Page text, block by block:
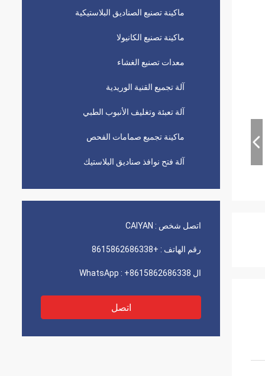
ماكينة تصنيع الصناديق البلاستيكية
ماكينة تصنيع الكانيولا
معدات تصنيع الغشاء
آلة تجميع القنية الوريدية
آلة تعبئة وتغليف الأنبوب الطبي
ماكينة تجميع صمامات الفحص
آلة فتح نوافذ صناديق البلاستيك
اتصل شخص : CAIYAN
رقم الهاتف : +8615862686338
ال WhatsApp : +8615862686338
اتصل